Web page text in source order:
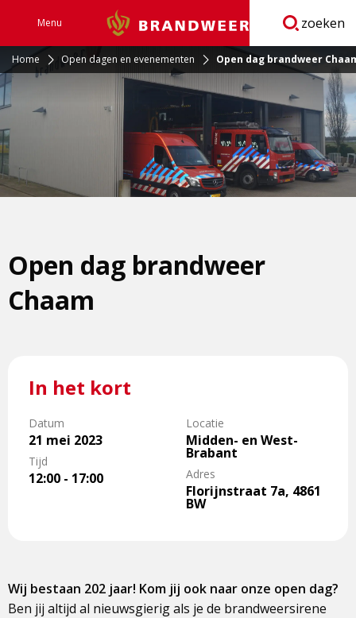
Menu Brandweer zoeken
Home Open dagen en evenementen Open dag brandweer
Open dag brandweer
Chaam
In het kort
Datum
21 mei 2023
Tijd
12:00 - 17:00
Locatie
Midden- en West-
Brabant
Adres
Florijnstraat 7a, 4861
BW
Wij bestaan 202 jaar! Kom jij ook naar onze open dag?
Ben jij altijd al nieuwsgierig als je de brandweersirene